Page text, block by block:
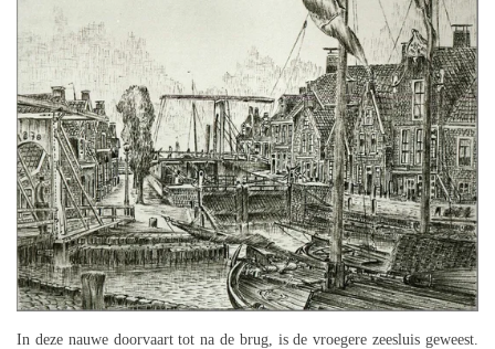
In deze nauwe doorvaart tot na de brug, is de vroegere zeesluis geweest.